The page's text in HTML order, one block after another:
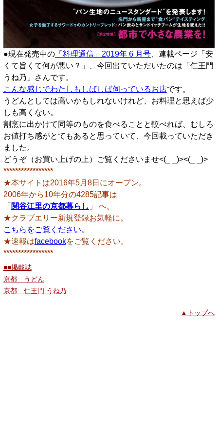
●現在発売中の「料理通信」2019年 6 月号、連載ページ「安
くて旨くて何が悪い？」、今回出ていただいたのは「仁王門
うね乃」さんです。
こんな感じでわたしもしばしば伺っているお店です。
うどんとしては高いかもしれないけれど、お料理と思えば少
しも高くない。
割烹に出かけて同等のものを食べることと較べれば、むしろ
お値打ち感がとてもあると思っていて、今回載っていただき
ました。
どうぞ（お買い上げの上）ご覧くださいませ<(_ _)><(_ _)>
*****************
★本サイトは2016年5月8日にオープン。
2006年から10年分の4285記事は
「 関谷江里の京都暮らし 」 へ。
★クラブエリー新規登録お気軽に。
こちらをご覧ください。
★速報はfacebookをご覧ください。
*****************
■■掲載誌
京都 うどん
京都 仁王門 うね乃
▲トップへ